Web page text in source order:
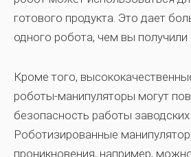
готового продукта. Это дает
одного робота, чем вы получили
Кроме того,
роботы-манипуляторы могут
безопасность работы
Роботизированные
проникновения, например,